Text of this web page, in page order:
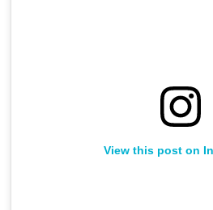
View this post on